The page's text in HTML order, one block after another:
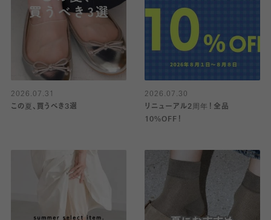
2026.07.31
この夏、買うべき3選
2026.07.30
リニューアル2周年！全品
10%OFF！